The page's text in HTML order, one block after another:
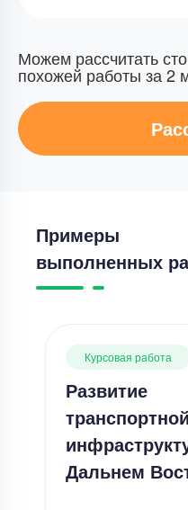
Можем рассчитать
похожей работы за 2
Примеры
выполненных
Курсовая работа
Развитие
транспортной
Дальнем